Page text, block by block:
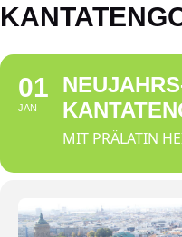
01
JAN
MIT PRÄLATIN